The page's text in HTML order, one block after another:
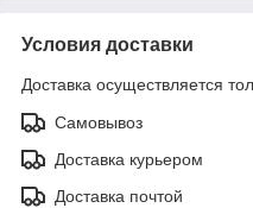
Условия доставки
Доставка осуществляется
Самовывоз
Доставка курьером
Доставка почтой